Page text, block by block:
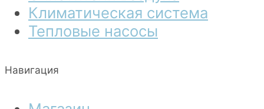
Климатическая система
Тепловые насосы
Навигация